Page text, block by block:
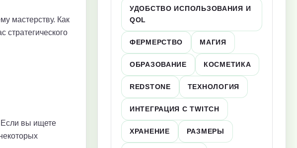
мастерству. Как
Если вы ищете
УДОБСТВО ИСПОЛЬЗОВАНИЯ И
QOL
ФЕРМЕРСТВО МАГИЯ
ОБРАЗОВАНИЕ КОСМЕТИКА
REDSTONE ТЕХНОЛОГИЯ
ИНТЕГРАЦИЯ С TWITCH
ХРАНЕНИЕ РАЗМЕРЫ